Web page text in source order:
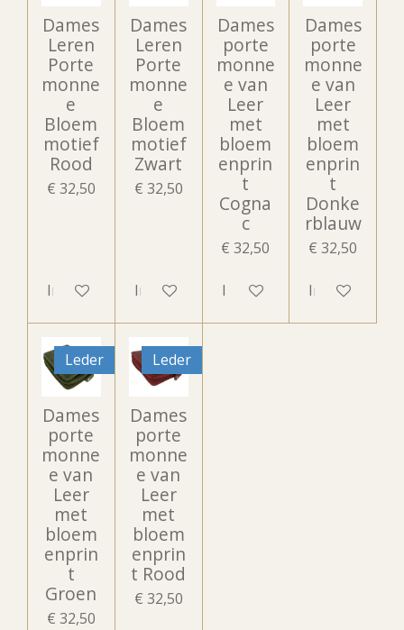
Dames
Leren
Porte
monne
e
Bloem
motief
Rood
€ 32,50
In winkelwagen
Dames
Leren
Porte
monne
e
Bloem
motief
Zwart
€ 32,50
In winkelwagen
Dames
porte
monne
e van
Leer
met
bloem
enprin
t
Cogna
c
€ 32,50
In winkelwagen
Dames
porte
monne
e van
Leer
met
bloem
enprin
t
Donke
rblauw
€ 32,50
In
Leder
Dames
porte
monne
e van
Leer
met
bloem
enprin
t
Groen
€ 32,50
Leder
Dames
porte
monne
e van
Leer
met
bloem
enprin
t Rood
€ 32,50